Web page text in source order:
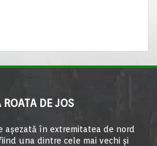
DE JOS
aşezată în extremitatea de nord
una dintre cele mai vechi şi